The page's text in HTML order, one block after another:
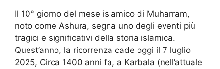
Il 10° giorno del mese islamico di Muharram,
noto come Ashura, segna uno degli eventi più
tragici e significativi della storia islamica.
Quest’anno, la ricorrenza cade oggi il 7 luglio
2025, Circa 1400 anni fa, a Karbala (nell’attuale